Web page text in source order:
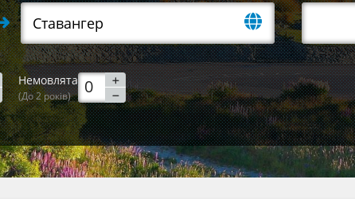
Немовлята
(До 2 років)